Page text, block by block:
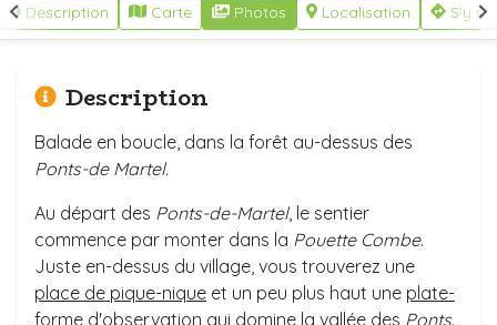
Description Carte Photos Localisation S'y
Description
Balade en boucle, dans la forêt au-dessus des
Ponts-de Martel.
Au départ des Ponts-de-Martel, le sentier
commence par monter dans la Pouette Combe.
Juste en-dessus du village, vous trouverez une
place de pique-nique et un peu plus haut une plate-
forme d'observation qui domine la vallée des Ponts.